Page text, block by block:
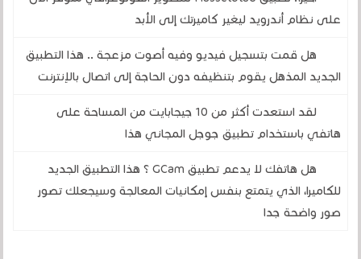
على نظام أندرويد ليغير كاميرتك إلى الأبد
هل قمت بتسجيل فيديو وفيه أصوت مزعجة .. هذا التطبيق
الجديد المذهل يقوم بتنظيفه دون الحاجة إلى اتصال بالإنترنت
لقد استعدت أكثر من 10 جيجابايت من المساحة على
هاتفي باستخدام تطبيق جوجل المجاني هذا
هل هاتفك لا يدعم تطبيق GCam ؟ هذا التطبيق الجديد
للكاميرا، الذي يتمتع بنفس إمكانيات المعالجة وسيجعلك تصور
صور واضحة جدا